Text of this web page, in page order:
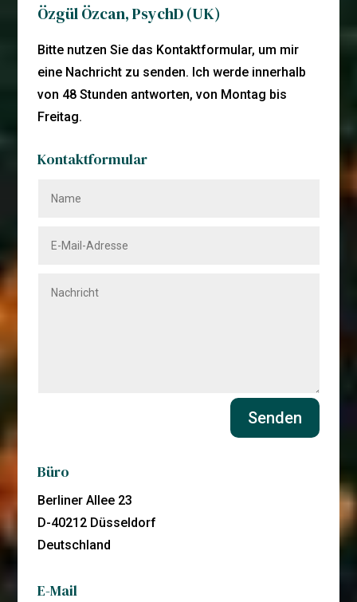
Özgül Özcan, PsychD (UK)
Bitte nutzen Sie das Kontaktformular, um mir
eine Nachricht zu senden. Ich werde innerhalb
von 48 Stunden antworten, von Montag bis
Freitag.
Kontaktformular
Senden
Büro
Berliner Allee 23
D-40212 Düsseldorf
Deutschland
E-Mail